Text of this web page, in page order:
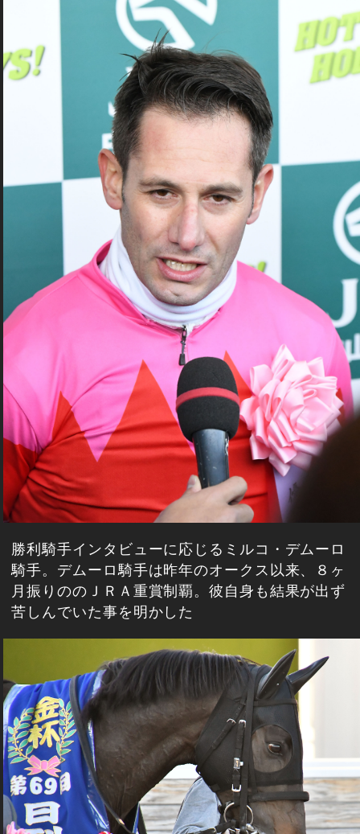
勝利騎手インタビューに応じるミルコ・デムーロ
騎手。デムーロ騎手は昨年のオークス以来、８ヶ
月振りののＪＲＡ重賞制覇。彼自身も結果が出ず
苦しんでいた事を明かした